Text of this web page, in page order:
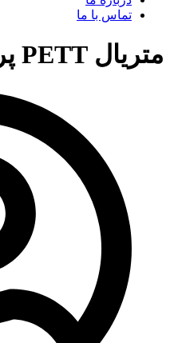
تماس با ما
متریال PETT پرینتر سه بعدی